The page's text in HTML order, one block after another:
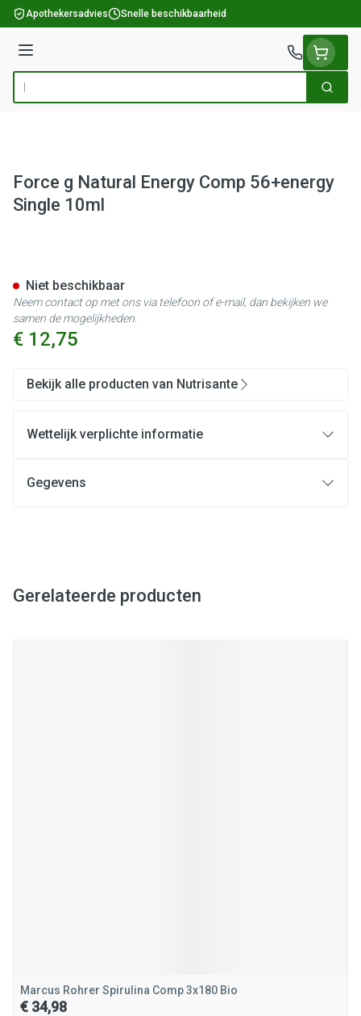
Ga naar de inhoud
Apothekersadvies Snelle beschikbaarheid
Menu
Product, merk, categorie... Zoek
Force g Natural Energy Comp 56+energy
Single 10ml
€ 12,75
Niet beschikbaar
Neem contact op met ons via telefoon of e-mail, dan bekijken we
samen de mogelijkheden.
Bekijk alle producten van Nutrisante
Wettelijk verplichte informatie
Gegevens
Gerelateerde producten
Marcus Rohrer Spirulina Comp 3x180 Bio
€ 34,98